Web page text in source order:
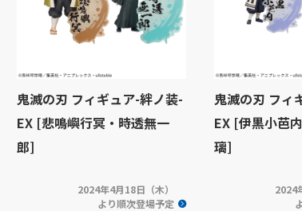
鬼滅の刃 フィギュア-絆ノ装-
EX [悲鳴嶼行冥・時透無一
郎]
2024年4月18日（木）
より順次登場予定
鬼滅の刃 フィ
EX [伊黒小芭
璃]
2024